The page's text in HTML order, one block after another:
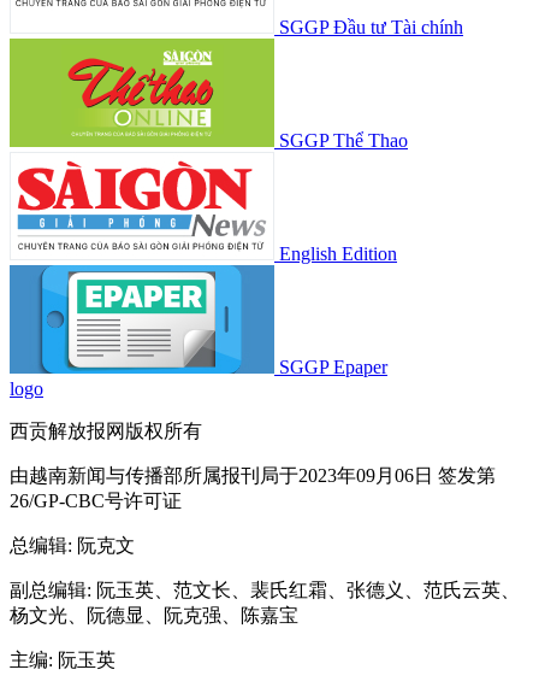
SGGP Đầu tư Tài chính
SGGP Thể Thao
English Edition
SGGP Epaper
logo
西贡解放报网版权所有
由越南新闻与传播部所属报刊局于2023年09月06日 签发第
26/GP-CBC号许可证
总编辑: 阮克文
副总编辑: 阮玉英、范文长、裴氏红霜、张德义、范氏云英、
杨文光、阮德显、阮克强、陈嘉宝
主编: 阮玉英